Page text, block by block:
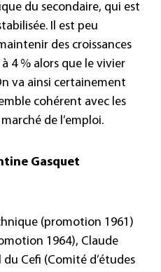
du secondaire, qui est
Il est peu
des croissances
4 % alors que le vivier
va ainsi certainement
cohérent avec les
de l’emploi.
Gasquet
(promotion 1961)
1964), Claude
Cefi (Comité d’études